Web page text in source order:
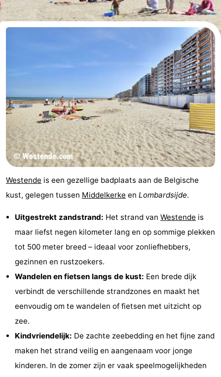
Westende
breakfasts)
Hotels
Oostduinkerke
aan
zee
-
Westende
Last
minutes
Strand
Zien
&
doen
Bezienswaardigheden
Musea
Monumenten
Uitkijkpunten
Attracties
Boerderijen
Speeltuinen
Binnenspeeltuinen
Westende is een gezellige badplaats aan de Belgische
kust, gelegen tussen Middelkerke en Lombardsijde.
Uitgestrekt zandstrand: Het strand van Westende is
maar liefst negen kilometer lang en op sommige plekken
tot 500 meter breed – ideaal voor zonliefhebbers,
gezinnen en rustzoekers.
Wandelen en fietsen langs de kust: Een brede dijk
verbindt de verschillende strandzones en maakt het
eenvoudig om te wandelen of fietsen met uitzicht op
zee.
Kindvriendelijk: De zachte zeebedding en het fijne zand
maken het strand veilig en aangenaam voor jonge
kinderen. In de zomer zijn er vaak speelmogelijkheden